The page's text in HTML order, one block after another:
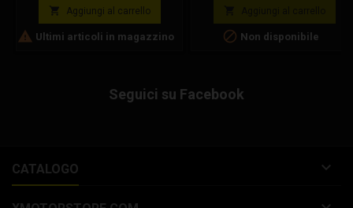
 Aggiungi al carrello
 Ultimi articoli in magazzino
SHA) per carter motore 6,2 HP.
Elastico in Gomma.
 Non disponibile
Seguici su Facebook
CATALOGO 